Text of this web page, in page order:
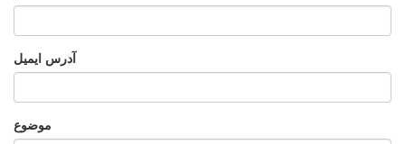
آدرس ایمیل
موضوع